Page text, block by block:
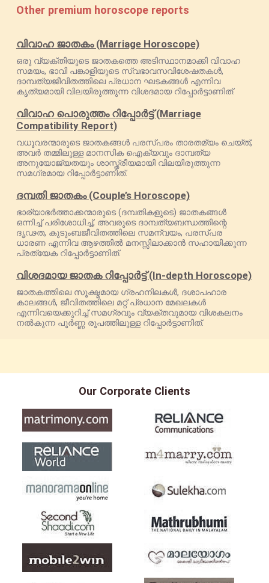
Other premium horoscope reports
വിവാഹ ജാതകം (Marriage Horoscope)
ഒരു വ്യക്തിയുടെ ജാതകത്തെ അടിസ്ഥാനമാക്കി വിവാഹ
സമയം, ഭാവി പങ്കാളിയുടെ സ്വഭാവസവിശേഷതകൾ,
ദാമ്പത്യജീവിതത്തിലെ പ്രധാന ഘടകങ്ങൾ എന്നിവ
കൃത്യമായി വിലയിരുത്തുന്ന വിശദമായ റിപ്പോർട്ടാണിത്.
വിവാഹ പൊരുത്തം റിപ്പോർട്ട് (Marriage
Compatibility Report)
വധൂവരന്മാരുടെ ജാതകങ്ങൾ പരസ്പരം താരതമ്യം ചെയ്ത്,
അവർ തമ്മിലുള്ള മാനസിക ഐക്യവും ദാമ്പത്യ
അനുയോജ്യതയും ശാസ്ത്രീയമായി വിലയിരുത്തുന്ന
സമഗ്രമായ റിപ്പോർട്ടാണിത്.
ദമ്പതി ജാതകം (Couple’s Horoscope)
ഭാര്യാഭർത്താക്കന്മാരുടെ (ദമ്പതികളുടെ) ജാതകങ്ങൾ
ഒന്നിച്ച് പരിശോധിച്ച്, അവരുടെ ദാമ്പത്യബന്ധത്തിന്റെ
ദൃഢത, കുടുംബജീവിതത്തിലെ സമന്വയം, പരസ്പര
ധാരണ എന്നിവ ആഴത്തിൽ മനസ്സിലാക്കാൻ സഹായിക്കുന്ന
പ്രത്യേക റിപ്പോർട്ടാണിത്.
വിശദമായ ജാതക റിപ്പോർട്ട് (In-depth Horoscope)
ജാതകത്തിലെ സൂക്ഷ്മമായ ഗ്രഹനിലകൾ, ദശാപഹാര
കാലങ്ങൾ, ജീവിതത്തിലെ മറ്റ് പ്രധാന മേഖലകൾ
എന്നിവയെക്കുറിച്ച് സമഗ്രവും വ്യക്തവുമായ വിശകലനം
നൽകുന്ന പൂർണ്ണ രൂപത്തിലുള്ള റിപ്പോർട്ടാണിത്.
Our Corporate Clients